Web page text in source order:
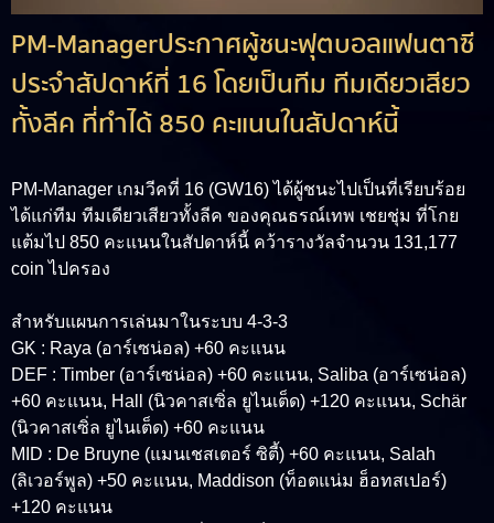
PM-Managerประกาศผู้ชนะฟุตบอลแฟนตาซี
ประจำสัปดาห์ที่ 16 โดยเป็นทีม ทีมเดียวเสียว
ทั้งลีค ที่ทำได้ 850 คะแนนในสัปดาห์นี้
PM-Manager เกมวีคที่ 16 (GW16) ได้ผู้ชนะไปเป็นที่เรียบร้อย
ได้แก่ทีม ทีมเดียวเสียวทั้งลีค ของคุณธรณ์เทพ เชยชุ่ม ที่โกย
แต้มไป 850 คะแนนในสัปดาห์นี้ คว้ารางวัลจำนวน 131,177
coin ไปครอง
สำหรับแผนการเล่นมาในระบบ 4-3-3
GK : Raya (อาร์เซน่อล) +60 คะแนน
DEF : Timber (อาร์เซน่อล) +60 คะแนน, Saliba (อาร์เซน่อล)
+60 คะแนน, Hall (นิวคาสเซิ่ล ยูไนเต็ด) +120 คะแนน, Schär
(นิวคาสเซิ่ล ยูไนเต็ด) +60 คะแนน
MID : De Bruyne (แมนเชสเตอร์ ซิตี้) +60 คะแนน, Salah
(ลิเวอร์พูล) +50 คะแนน, Maddison (ท็อตแน่ม ฮ็อทสเปอร์)
+120 คะแนน